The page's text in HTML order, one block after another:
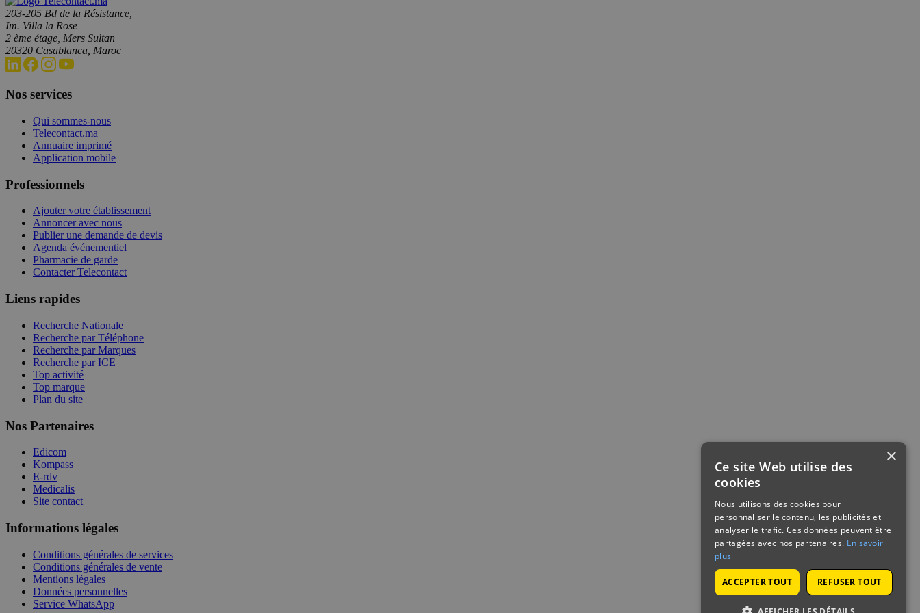
203-205 Bd de la Résistance,
Im. Villa la Rose
2 ème étage, Mers Sultan
20320 Casablanca, Maroc
Nos services
Qui sommes-nous
Telecontact.ma
Annuaire imprimé
Application mobile
Professionnels
Ajouter votre établissement
Annoncer avec nous
Publier une demande de devis
Agenda événementiel
Pharmacie de garde
Contacter Telecontact
Liens rapides
Recherche Nationale
Recherche par Téléphone
Recherche par Marques
Recherche par ICE
Top activité
Top marque
Plan du site
Nos Partenaires
Edicom
Kompass
E-rdv
Medicalis
Site contact
Informations légales
Conditions générales de services
Conditions générales de vente
Mentions légales
Données personnelles
Service WhatsApp
×
Ce site Web utilise des
cookies
Nous utilisons des cookies pour
personnaliser le contenu, les publicités et
analyser le trafic. Ces données peuvent être
partagées avec nos partenaires. En savoir
plus
ACCEPTER TOUT REFUSER TOUT